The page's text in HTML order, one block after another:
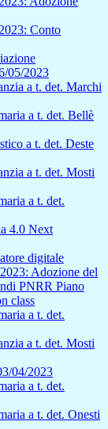
Conto
05/2023
a t. det. Marchi
a t. det. Bellè
a t. det. Deste
a t. det. Mosti
a t. det.
4.0 Next
digitale
Adozione del
PNRR Piano
class
a t. det.
a t. det. Mosti
04/2023
a t. det.
a t. det. Onesti